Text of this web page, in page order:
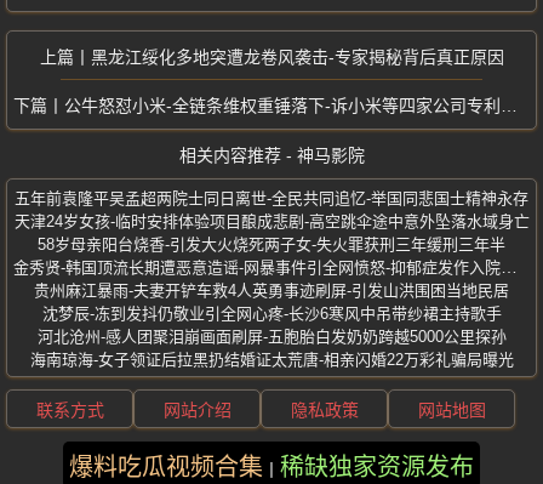
黑龙江绥化多地突遭龙卷风袭击-专家揭秘背后真正原因
公牛怒怼小米-全链条维权重锤落下-诉小米等四家公司专利侵权案开庭
相关内容推荐 - 神马影院
五年前袁隆平吴孟超两院士同日离世-全民共同追忆-举国同悲国士精神永存
天津24岁女孩-临时安排体验项目酿成悲剧-高空跳伞途中意外坠落水域身亡
58岁母亲阳台烧香-引发大火烧死两子女-失火罪获刑三年缓刑三年半
贵州麻江暴雨-夫妻开铲车救4人英勇事迹刷屏-引发山洪围困当地民居
沈梦辰-冻到发抖仍敬业引全网心疼-长沙6寒风中吊带纱裙主持歌手
河北沧州-感人团聚泪崩画面刷屏-五胞胎白发奶奶跨越5000公里探孙
海南琼海-女子领证后拉黑扔结婚证太荒唐-相亲闪婚22万彩礼骗局曝光
爆料吃瓜视频合集 稀缺独家资源发布
联系方式 网站介绍 隐私政策 网站地图
版权所有 ©2025 神马影院 保留所有权利